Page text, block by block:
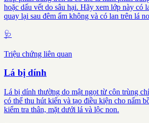
hoặc dấu vết do sâu hại. Hãy xem lớp này có
quay lại sau đêm ẩm không và có lan trên lá
🩺
Triệu chứng liên quan
Lá bị dính
Lá bị dính thường do mật ngọt từ côn trùng
có thể thu hút kiến và tạo điều kiện cho nấm
kiểm tra thân, mặt dưới lá và lộc non.